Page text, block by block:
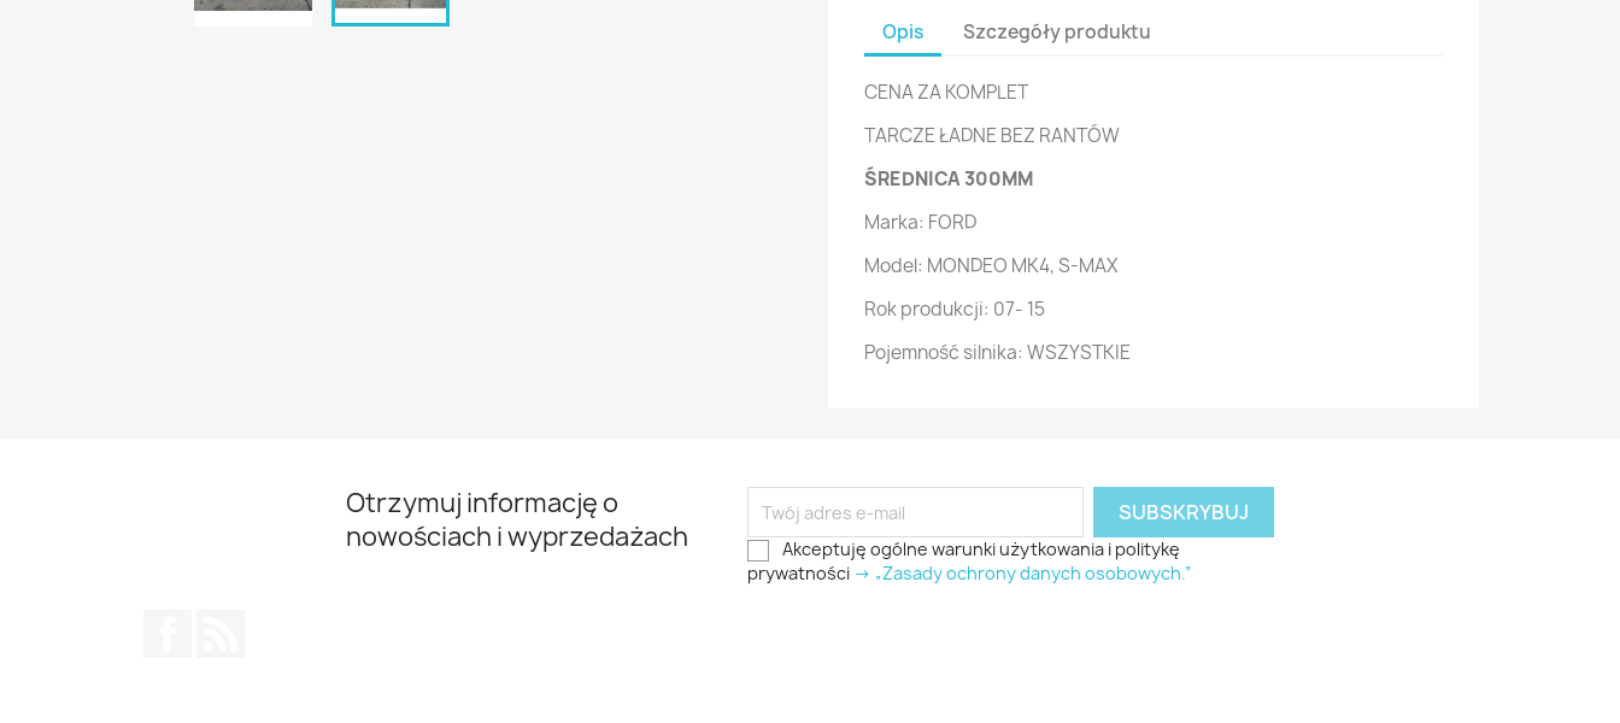
Opis Szczegóły produktu
CENA ZA KOMPLET
TARCZE ŁADNE BEZ RANTÓW
ŚREDNICA 300MM
Marka: FORD
Model: MONDEO MK4, S-MAX
Rok produkcji: 07- 15
Pojemność silnika: WSZYSTKIE
Otrzymuj informację o
nowościach i wyprzedażach
Akceptuję ogólne warunki użytkowania i politykę
prywatności -> „Zasady ochrony danych osobowych.”